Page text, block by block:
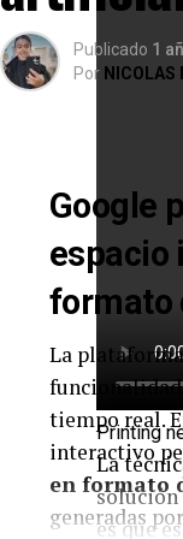
Printing
La
solución
es que
Publicado 1
Por NICOLAS
Google
espacio
formato
La
tiempo real.
interactivo
en formato
generadas